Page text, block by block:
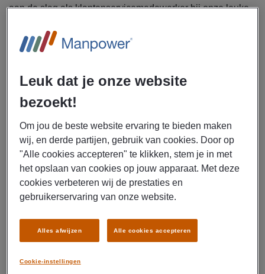
aan de slag als klantenservicemedewerker bij onze leuke
reiskostenvergoeding en een pensioenregeling.
Bovendien werk je in een energieke omgeving waar jouw
Solliciteer vandaag nog!
Uitzendbureau Manpower zoekt een
klantenservicemedewerker sales voor een bedrijf in
Utrecht.
Als klantenservicemedewerker ga jij je bezighouden met
de volgende werkzaamheden:
Onderhouden van telefonisch, mail-, chat- en
hun ouders
Uitvoeren van outbound salesactiviteiten door actief
Leuk dat je onze website
bezoekt!
Om jou de beste website ervaring te bieden maken
wij, en derde partijen, gebruik van cookies. Door op
"Alle cookies accepteren" te klikken, stem je in met
het opslaan van cookies op jouw apparaat. Met deze
cookies verbeteren wij de prestaties en
gebruikerservaring van onze website.
Cookie-instellingen
Alles afwijzen Alle cookies accepteren